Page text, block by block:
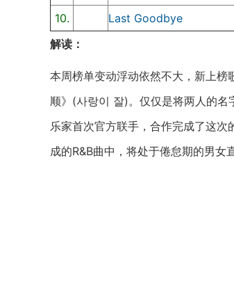
10.
Last Goodbye
解读：
本周榜单变动浮动依然不大，新上
顺》(사랑이 잘)。仅仅是将两人的
乐家首次官方联手，合作完成了这
成的R&B曲中，将处于倦怠期的男女